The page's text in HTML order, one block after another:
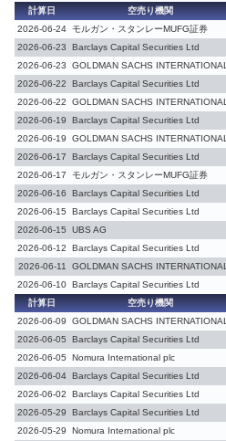
計算日
空売り機関
2026-06-24 モルガン・スタンレーMUFG証券
2026-06-23
Barclays Capital Securities Ltd
2026-06-23
GOLDMAN SACHS INTERNATIONAL
2026-06-22
Barclays Capital Securities Ltd
2026-06-22
GOLDMAN SACHS INTERNATIONAL
2026-06-19
Barclays Capital Securities Ltd
2026-06-19
GOLDMAN SACHS INTERNATIONAL
2026-06-17
Barclays Capital Securities Ltd
2026-06-17
モルガン・スタンレーMUFG証券
2026-06-16
Barclays Capital Securities Ltd
2026-06-15
Barclays Capital Securities Ltd
2026-06-15
UBS AG
2026-06-12
Barclays Capital Securities Ltd
2026-06-11
GOLDMAN SACHS INTERNATIONAL
2026-06-10 Barclays Capital Securities Ltd
計算日
空売り機関
2026-06-09
GOLDMAN SACHS INTERNATIONAL
2026-06-05
Barclays Capital Securities Ltd
2026-06-05
Nomura International plc
2026-06-04 Barclays Capital Securities Ltd
2026-06-02
Barclays Capital Securities Ltd
2026-05-29
Barclays Capital Securities Ltd
2026-05-29
Nomura International plc